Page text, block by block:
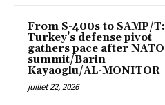
From S-400s to SAMP/T:
Turkey’s defense pivot
gathers pace after NATO
summit/Barin
Kayaoglu/AL-MONITOR
juillet 22, 2026